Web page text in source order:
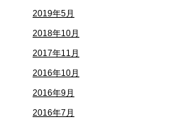
2019年5月
2018年10月
2017年11月
2016年10月
2016年9月
2016年7月